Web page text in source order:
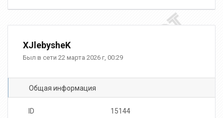
North Дима Елисеев dragonball
XJlebysheK
Был в сети 22 марта 2026 г, 00:29
Общая информация
ID 15144